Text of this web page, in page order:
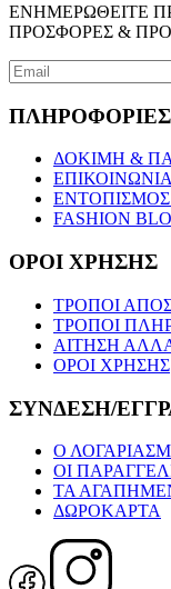
ΕΝΗΜΕΡΩΘΕΙΤΕ
ΠΡΟΣΦΟΡΕΣ &
ΠΛΗΡΟΦΟΡΙΕΣ
ΔΟΚΙΜΗ &
ΕΠΙΚΟΙΝΩΝΙΑ
FASHION
ΟΡΟΙ ΧΡΗΣΗΣ
ΤΡΟΠΟΙ
ΤΡΟΠΟΙ
ΑΙΤΗΣΗ
ΟΡΟΙ ΧΡΗΣΗΣ
ΣΥΝΔΕΣΗ/
Ο
ΟΙ
ΤΑ
ΔΩΡΟΚΑΡΤΑ